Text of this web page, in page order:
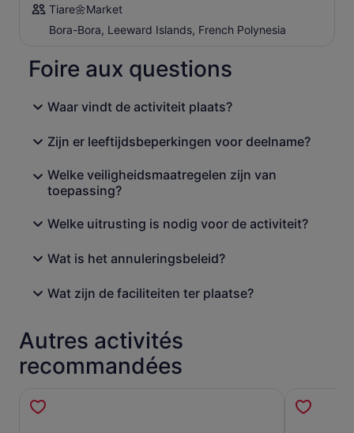
Tiare🌼Market
Bora-Bora, Leeward Islands, French Polynesia
Foire aux questions
Waar vindt de activiteit plaats?
Zijn er leeftijdsbeperkingen voor deelname?
Welke veiligheidsmaatregelen zijn van
toepassing?
Welke uitrusting is nodig voor de activiteit?
Wat is het annuleringsbeleid?
Wat zijn de faciliteiten ter plaatse?
Autres activités
recommandées